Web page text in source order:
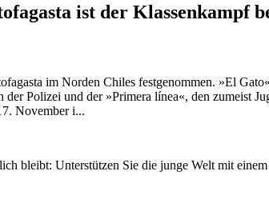
ist der Klassenkampf
im Norden Chiles festgenommen. »El
Polizei und der »Primera línea«, den zumeist
November i...
bleibt: Unterstützen Sie die junge Welt mit